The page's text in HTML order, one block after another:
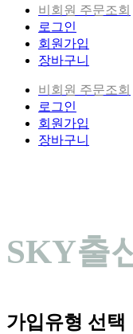
비회원 주문조회
로그인
회원가입
장바구니
비회원 주문조회
로그인
회원가입
장바구니
SKY출
가입유형 선택